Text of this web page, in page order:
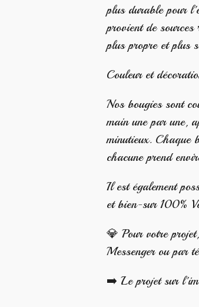
plus durable pour
provient de sources
plus propre et plus
Couleur et
Nos bougies sont
main une par une,
minutieux. Chaque
chacune prend
Il est également
et bien-sur 100%
💎 Pour votre
Messenger ou par
➡️ Le projet sur